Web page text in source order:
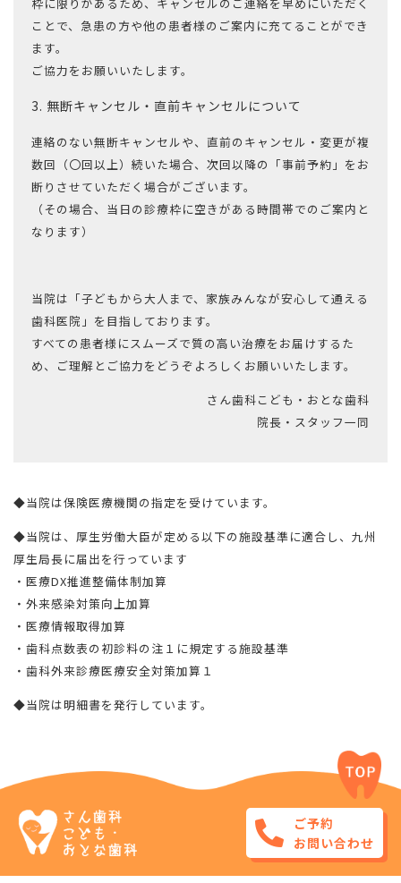
ことで、急患の方や他の患者様のご案内に充てることができ
ます。
ご協力をお願いいたします。
3. 無断キャンセル・直前キャンセルについて
連絡のない無断キャンセルや、直前のキャンセル・変更が複
数回（〇回以上）続いた場合、次回以降の「事前予約」をお
断りさせていただく場合がございます。
（その場合、当日の診療枠に空きがある時間帯でのご案内と
なります）
当院は「子どもから大人まで、家族みんなが安心して通える
歯科医院」を目指しております。
すべての患者様にスムーズで質の高い治療をお届けするた
め、ご理解とご協力をどうぞよろしくお願いいたします。
さん歯科こども・おとな歯科
院長・スタッフ一同
◆当院は保険医療機関の指定を受けています。
◆当院は、厚生労働大臣が定める以下の施設基準に適合し、九州
厚生局長に届出を行っています
・医療DX推進整備体制加算
・外来感染対策向上加算
・医療情報取得加算
・歯科点数表の初診料の注１に規定する施設基準
・歯科外来診療医療安全対策加算１
◆当院は明細書を発行しています。
ご予約
お問い合わせ